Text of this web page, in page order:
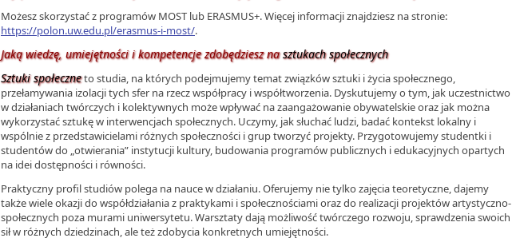
Możesz skorzystać z programów MOST lub ERASMUS+. Więcej informacji znajdziesz na stronie:
https://polon.uw.edu.pl/erasmus-i-most/.
Jaką wiedzę, umiejętności i kompetencje zdobędziesz nasztukach społecznych
Sztuki społeczneto studia, na których podejmujemy temat związków sztuki i życia społecznego,
przełamywania izolacji tych sfer na rzecz współpracy i współtworzenia. Dyskutujemy o tym, jak uczestnictwo
w działaniach twórczych i kolektywnych może wpływać na zaangażowanie obywatelskie oraz jak można
wykorzystać sztukę w interwencjach społecznych. Uczymy, jak słuchać ludzi, badać kontekst lokalny i
wspólnie z przedstawicielami różnych społeczności i grup tworzyć projekty. Przygotowujemy studentki i
studentów do „otwierania” instytucji kultury, budowania programów publicznych i edukacyjnych opartych
na idei dostępności i równości.
Praktyczny profil studiów polega na nauce w działaniu. Oferujemy nie tylko zajęcia teoretyczne, dajemy
także wiele okazji do współdziałania z praktykami i społecznościami oraz do realizacji projektów artystyczno-
społecznych poza murami uniwersytetu. Warsztaty dają możliwość twórczego rozwoju, sprawdzenia swoich
sił w różnych dziedzinach, ale też zdobycia konkretnych umiejętności.